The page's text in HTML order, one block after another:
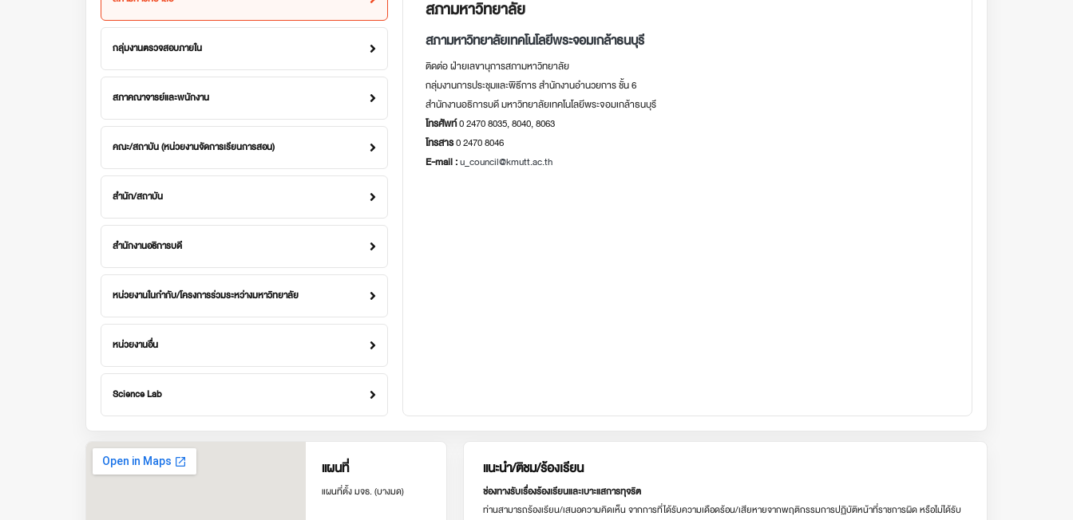
กลุ่มงานตรวจสอบภายใน
สภาคณาจารย์และพนักงาน
คณะ/สถาบัน (หน่วยงานจัดการเรียนการสอน)
สำนัก/สถาบัน
สำนักงานอธิการบดี
หน่วยงานในกำกับ/โครงการร่วมระหว่างมหาวิทยาลัย
หน่วยงานอื่น
Science Lab
สภามหาวิทยาลัย
สภามหาวิทยาลัยเทคโนโลยีพระจอมเกล้าธนบุรี
ติดต่อ ฝ่ายเลขานุการสภามหาวิทยาลัย
กลุ่มงานการประชุมและพิธีการ สำนักงานอำนวยการ ชั้น 6
สำนักงานอธิการบดี มหาวิทยาลัยเทคโนโลยีพระจอมเกล้าธนบุรี
โทรศัพท์0 2470 8035, 8040, 8063
โทรสาร0 2470 8046
E-mail :u_council@kmutt.ac.th
แผนที่
แผนที่ตั้ง มจธ. (บางมด)
แนะนำ/ติชม/ร้องเรียน
ช่องทางรับเรื่องร้องเรียนและเบาะแสการทุจริต
ท่านสามารถร้องเรียน/เสนอความคิดเห็น จากการที่ได้รับความเดือดร้อน/เสียหายจากพฤติกรรมการปฏิบัติหน้าที่ราชการผิด หรือไม่ได้รับ